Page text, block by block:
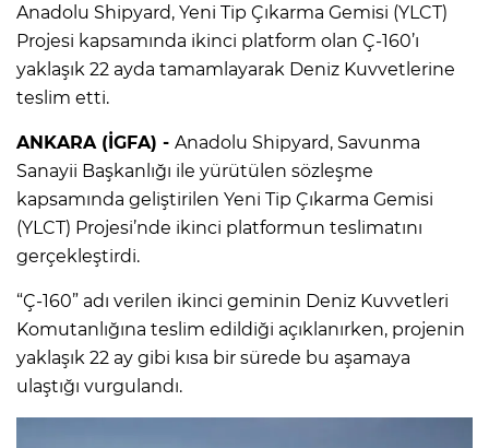
Anadolu Shipyard, Yeni Tip Çıkarma Gemisi (YLCT)
Projesi kapsamında ikinci platform olan Ç-160’ı
yaklaşık 22 ayda tamamlayarak Deniz Kuvvetlerine
teslim etti.
ANKARA (İGFA) - Anadolu Shipyard, Savunma
Sanayii Başkanlığı ile yürütülen sözleşme
kapsamında geliştirilen Yeni Tip Çıkarma Gemisi
(YLCT) Projesi’nde ikinci platformun teslimatını
gerçekleştirdi.
“Ç-160” adı verilen ikinci geminin Deniz Kuvvetleri
Komutanlığına teslim edildiği açıklanırken, projenin
yaklaşık 22 ay gibi kısa bir sürede bu aşamaya
ulaştığı vurgulandı.